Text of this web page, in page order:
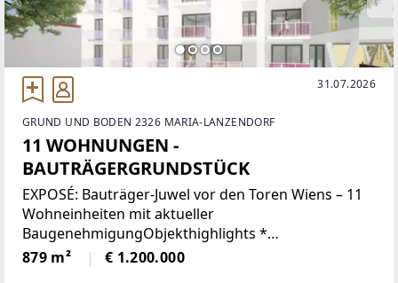
31.07.2026
GRUND UND BODEN 2326 MARIA-LANZENDORF
11 WOHNUNGEN -
BAUTRÄGERGRUNDSTÜCK
EXPOSÉ: Bauträger-Juwel vor den Toren Wiens – 11
Wohneinheiten mit aktueller
BaugenehmigungObjekthighlights *
Grundstücksfläche: ca. 880 m² in exklusiver
Zentrallage. * Projektstatus: Einreichplan
879 m² € 1.200.000